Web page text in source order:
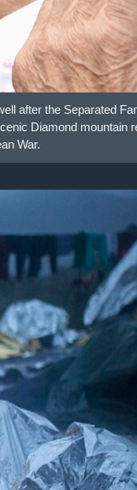
after the Separated
Diamond mountain
War.